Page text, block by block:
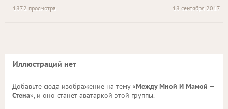
18 сентября 2017
1872 просмотра
Иллюстраций нет
Добавьте сюда изображение на тему «Между Мной И Мамой —
Стена», и оно станет аватаркой этой группы.